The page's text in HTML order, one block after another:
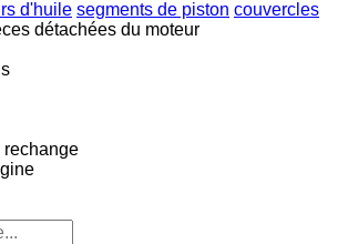
d'huile segments de piston couvercles
détachées du moteur
rechange